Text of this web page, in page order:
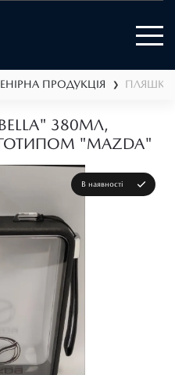
ПРОДУКЦІЯ ❯ ПЛЯШКА
380МЛ,
"MAZDA"
В наявності